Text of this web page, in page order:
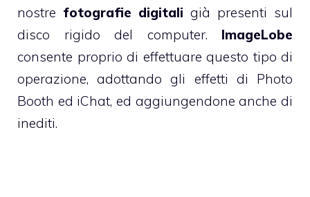
nostre fotografie digitali già presenti sul
disco rigido del computer. ImageLobe
consente proprio di effettuare questo tipo di
operazione, adottando gli effetti di Photo
Booth ed iChat, ed aggiungendone anche di
inediti.